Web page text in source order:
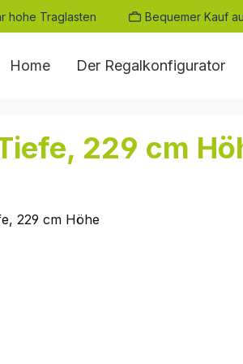
hohe Traglasten Bequemer Kauf
Home Der Regalkonfigurator
229 cm